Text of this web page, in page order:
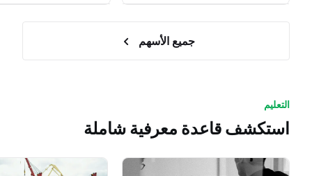
جميع الأسهم
التعليم
استكشف قاعدة معرفية شاملة